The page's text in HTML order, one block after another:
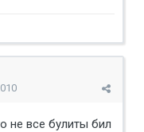
не все булиты бил